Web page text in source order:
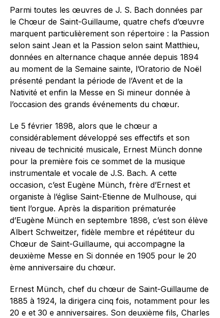
Parmi toutes les œuvres de J. S. Bach données par
le Chœur de Saint-Guillaume, quatre chefs d’œuvre
marquent particulièrement son répertoire : la Passion
selon saint Jean et la Passion selon saint Matthieu,
données en alternance chaque année depuis 1894
au moment de la Semaine sainte, l’Oratorio de Noël
présenté pendant la période de l’Avent et de la
Nativité et enfin la Messe en Si mineur donnée à
l’occasion des grands événements du chœur.
Le 5 février 1898, alors que le chœur a
considérablement développé ses effectifs et son
niveau de technicité musicale, Ernest Münch donne
pour la première fois ce sommet de la musique
instrumentale et vocale de J.S. Bach. A cette
occasion, c’est Eugène Münch, frère d’Ernest et
organiste à l’église Saint-Etienne de Mulhouse, qui
tient l’orgue. Après la disparition prématurée
d’Eugène Münch en septembre 1898, c’est son élève
Albert Schweitzer, fidèle membre et répétiteur du
Chœur de Saint-Guillaume, qui accompagne la
deuxième Messe en Si donnée en 1905 pour le 20
ème anniversaire du chœur.
Ernest Münch, chef du chœur de Saint-Guillaume de
1885 à 1924, la dirigera cinq fois, notamment pour les
20 e et 30 e anniversaires. Son deuxième fils, Charles